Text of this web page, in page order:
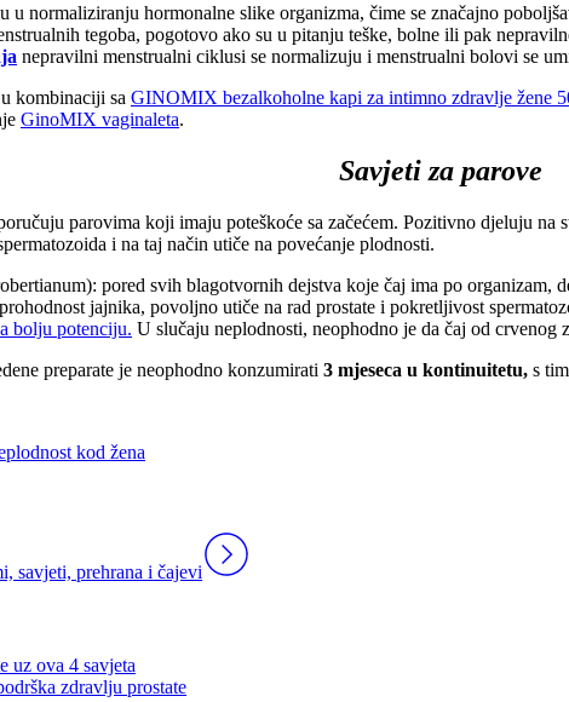
normaliziranju hormonalne slike organizma, čime se značajno
tegoba, pogotovo ako su u pitanju teške, bolne ili pak
nepravilni menstrualni ciklusi se normalizuju i menstrualni bolovi se
kombinaciji sa GINOMIX bezalkoholne kapi za intimno zdravlje žene
GinoMIX vaginaleta.
Savjeti za parove
parovima koji imaju poteškoće sa začećem. Pozitivno djeluju
i na taj način utiče na povećanje plodnosti.
pored svih blagotvornih dejstva koje čaj ima po organizam,
jajnika, povoljno utiče na rad prostate i pokretljivost
bolju potenciju. U slučaju neplodnosti, neophodno je da čaj od crvenog
preparate je neophodno konzumirati 3 mjeseca u kontinuitetu, s
kod žena
savjeti, prehrana i čajevi
zdravlju prostate